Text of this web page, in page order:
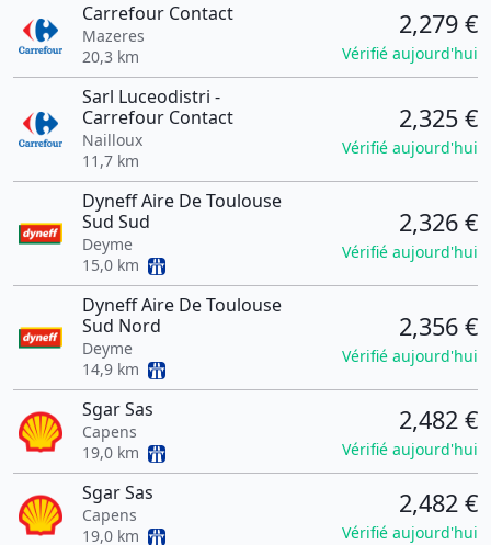
Carrefour Contact
Mazeres
20,3 km
2,279 €
Vérifié aujourd'hui
Sarl Luceodistri -
Carrefour Contact
Nailloux
11,7 km
2,325 €
Vérifié aujourd'hui
Dyneff Aire De Toulouse
Sud Sud
Deyme
15,0 km
2,326 €
Vérifié aujourd'hui
Dyneff Aire De Toulouse
Sud Nord
Deyme
14,9 km
2,356 €
Vérifié aujourd'hui
Sgar Sas
Capens
19,0 km
2,482 €
Vérifié aujourd'hui
Sgar Sas
Capens
19,0 km
2,482 €
Vérifié aujourd'hui